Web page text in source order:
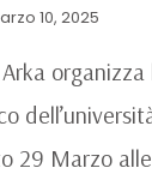
10, 2025
Arka
29 Marzo